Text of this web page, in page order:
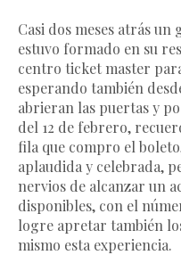
Casi dos meses atrás
estuvo formado en su
centro ticket master
esperando también
abrieran las puertas y
del 12 de febrero,
fila que compro el
aplaudida y celebrada,
nervios de alcanzar un
disponibles, con el
logre apretar también
mismo esta experiencia.